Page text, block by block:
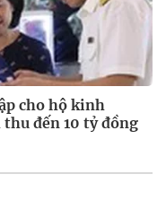
cho hộ kinh
đến 10 tỷ đồng